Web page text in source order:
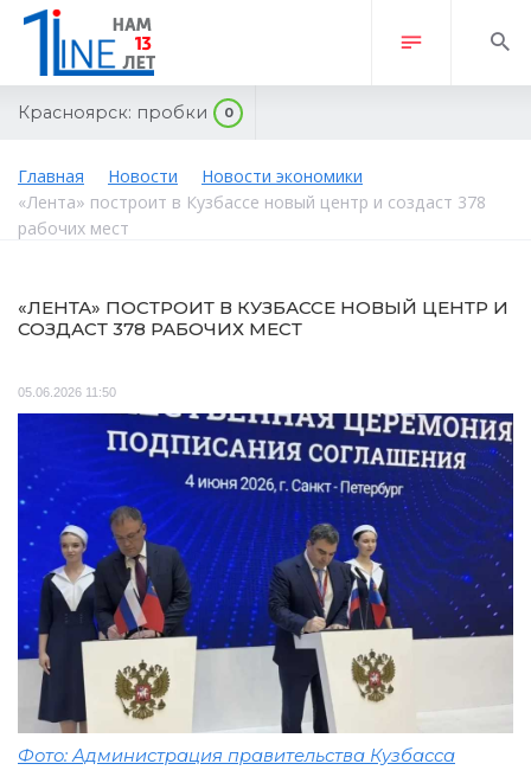
Красноярск: пробки 0
Главная Новости
Новости экономики
«Лента» построит в Кузбассе новый центр и создаст 378
рабочих мест
«ЛЕНТА» ПОСТРОИТ В КУЗБАССЕ НОВЫЙ ЦЕНТР И
СОЗДАСТ 378 РАБОЧИХ МЕСТ
05.06.2026 11:50
Фото: Администрация правительства Кузбасса